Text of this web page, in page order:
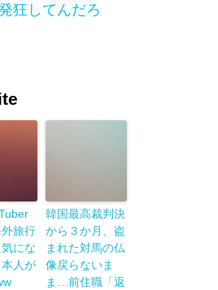
狂してんだろ
旅行
にな
人が
韓国最高裁判決
から３か月、盗
まれた対馬の仏
像戻らないま
ま…前住職「返